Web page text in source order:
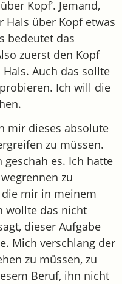
Kopf’. Jemand,
Hals über Kopf etwas
bedeutet das
zuerst den Kopf
Auch das sollte
Ich will die
mir dieses absolute
zu müssen.
es. Ich hatte
zu
mir in meinem
wollte das nicht
dieser Aufgabe
Mich verschlang der
zu müssen, zu
Beruf, ihn nicht